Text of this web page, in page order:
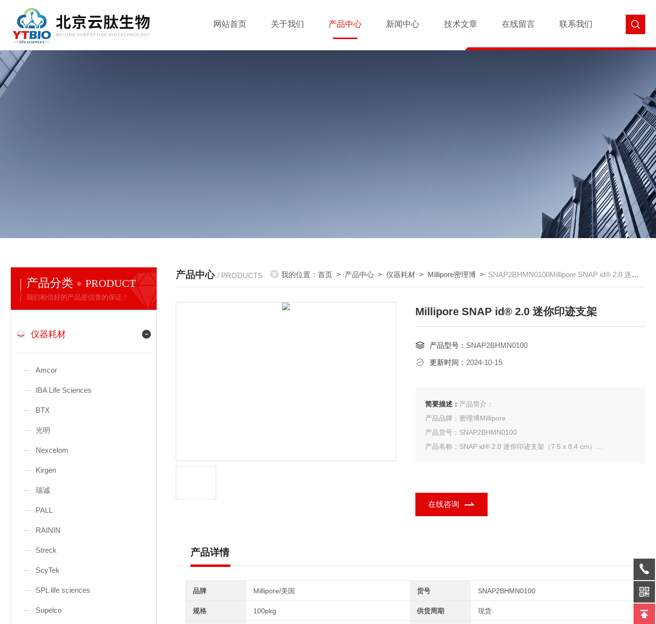
网站首页 关于我们 产品中心 新闻中心 技术文章 在线留言 联系我们
产品分类 PRODUCT
我们相信好的产品是信誉的保证！
仪器耗材
Amcor
IBA Life Sciences
BTX
光明
Nexcelom
Kirgen
瑞诚
PALL
RAININ
Streck
ScyTek
SPL life sciences
Supelco
产品中心 / PRODUCTS 我的位置：首页 > 产品中心 >仪器耗材 > Millipore密理博 > SNAP2BHMN0100Millipore SNAP id® 2.0 迷你印迹支架
Millipore SNAP id® 2.0 迷你印迹支架
产品型号： SNAP2BHMN0100
更新时间： 2024-10-15
简要描述： 产品简介：
产品品牌：密理博Millipore
产品货号：SNAP2BHMN0100
产品名称：SNAP id® 2.0 迷你印迹支架（7.5 x 8.4 cm）
在线咨询
产品详情
品牌 Millipore/美国 货号 SNAP2BHMN0100
规格 100pkg 供货周期 现货